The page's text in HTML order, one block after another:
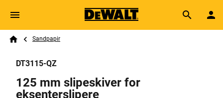
Skip to main content
Search
Breadcrumb
Sandpapir
DT3115-QZ
125 mm slipeskiver for
eksenterslipere